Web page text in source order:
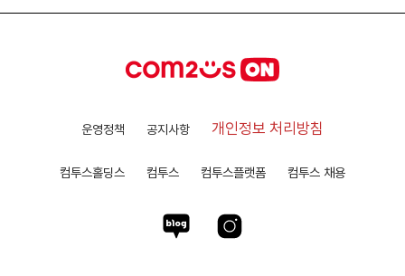
운영정책 공지사항 개인정보 처리방침
컴투스홀딩스 컴투스 컴투스플랫폼 컴투스 채용